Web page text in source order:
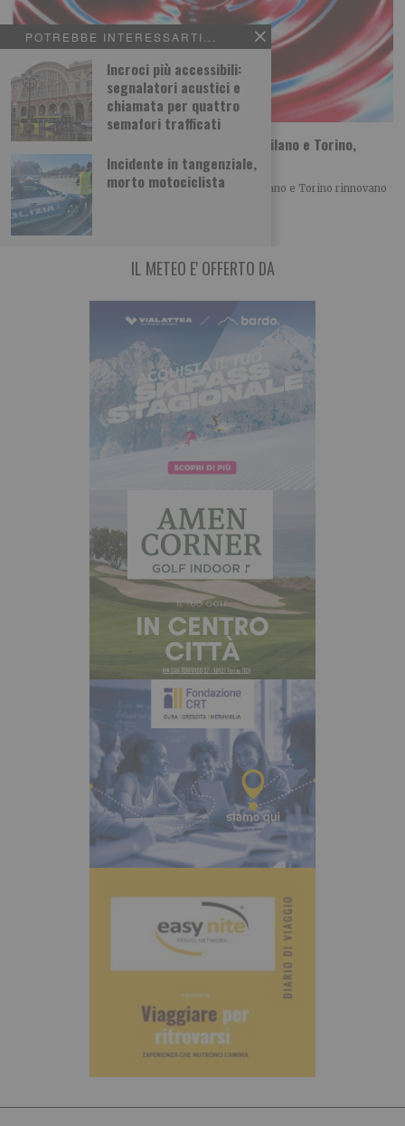
POTREBBE INTERESSARTI...
Incroci più accessibili:
segnalatori acustici e
chiamata per quattro
semafori trafficati
Incidente in tangenziale,
morto motociclista
Sta per tornare MITO SettembreMusica: Milano e Torino,
vent’anni di musica insieme
Con la XX edizione di MITO SettembreMusica, Milano e Torino rinnovano
un patto culturale che, anno
IL METEO E' OFFERTO DA